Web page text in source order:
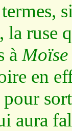
la ruse
à Moïse
en
pour
aura